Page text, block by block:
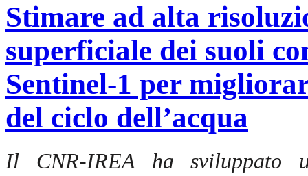
Stimare ad alta
superficiale dei suoli
Sentinel-1 per
del ciclo dell’acqua
Il CNR-IREA ha sviluppato